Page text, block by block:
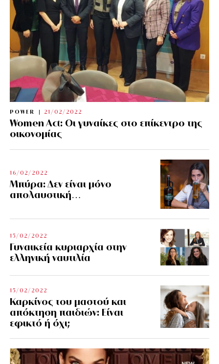
POWER 21/02/2022
Women Act: Οι γυναίκες στο επίκεντρο της
οικονομίας
16/02/2022
Μπύρα: Δεν είναι μόνο
απολαυστική…
15/02/2022
Γυναικεία κυριαρχία στην
ελληνική ναυτιλία
15/02/2022
Καρκίνος του μαστού και
απόκτηση παιδιών: Είναι
εφικτό ή όχι;